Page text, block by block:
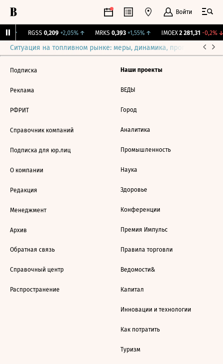
Войти
RGSS 0,209 +2,05%↑ MRKS 0,393 +1,55%↑ IMOEX 2 281,31 -0,2%↓
Ситуация на топливном рынке: меры, динамика, прогнозы
Подписка
Реклама
РФРИТ
Справочник компаний
Подписка для юр.лиц
О компании
Редакция
Менеджмент
Архив
Обратная связь
Справочный центр
Распространение
Наши проекты
ВЕДЫ
Город
Аналитика
Промышленность
Наука
Здоровье
Конференции
Премия Импульс
Правила торговли
Ведомости&
Капитал
Инновации и технологии
Как потратить
Туризм